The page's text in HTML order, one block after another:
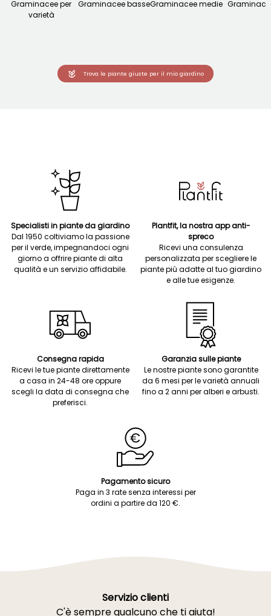
Graminacee per
varietà
Graminacee basseGraminacee medie
Trova le piante giuste per il mio giardino
Specialisti in piante da giardino
Dal 1950 coltiviamo la passione
per il verde, impegnandoci ogni
giorno a offrire piante di alta
qualità e un servizio affidabile.
Plantfit, la nostra app anti-
spreco
Ricevi una consulenza
personalizzata per scegliere le
piante più adatte al tuo giardino
e alle tue esigenze.
Consegna rapida
Ricevi le tue piante direttamente
a casa in 24-48 ore oppure
scegli la data di consegna che
preferisci.
Garanzia sulle piante
Le nostre piante sono garantite
da 6 mesi per le varietà annuali
fino a 2 anni per alberi e arbusti.
Pagamento sicuro
Paga in 3 rate senza interessi per
ordini a partire da 120 €.
Servizio clienti
C'è sempre qualcuno che ti aiuta!